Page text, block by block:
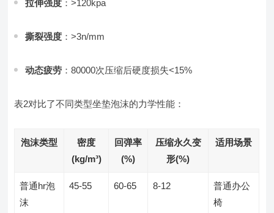
拉伸强度 ：>120kpa
撕裂强度 ：>3n/mm
动态疲劳 ：80000次压缩后硬度损失<15%
表2对比了不同类型坐垫泡沫的力学性能：
泡沫类型
密度
(kg/m³)
回弹率
(%)
压缩永久变
形(%)
适用场景
普通hr泡
沫
45-55 60-65 8-12
普通办公
椅